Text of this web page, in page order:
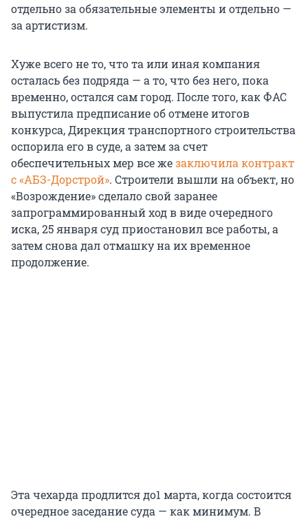
отдельно за обязательные элементы и отдельно —
за артистизм.
Хуже всего не то, что та или иная компания
осталась без подряда — а то, что без него, пока
временно, остался сам город. После того, как ФАС
выпустила предписание об отмене итогов
конкурса, Дирекция транспортного строительства
оспорила его в суде, а затем за счет
обеспечительных мер все жезаключила контракт
с «АБЗ-Дорстрой». Строители вышли на объект, но
«Возрождение» сделало свой заранее
запрограммированный ход в виде очередного
иска, 25 января суд приостановил все работы, а
затем снова дал отмашку на их временное
продолжение.
Эта чехарда продлится до1 марта, когда состоится
очередное заседание суда — как минимум. В